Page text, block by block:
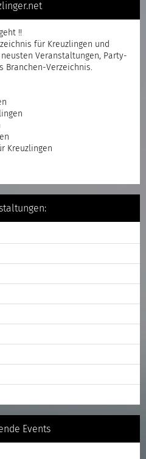
!!
für Kreuzlingen und
Veranstaltungen, Party-
Branchen-Verzeichnis.
Kreuzlingen
Events